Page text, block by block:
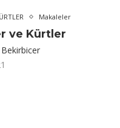
Makaleler
ve Kürtler
Bekirbicer